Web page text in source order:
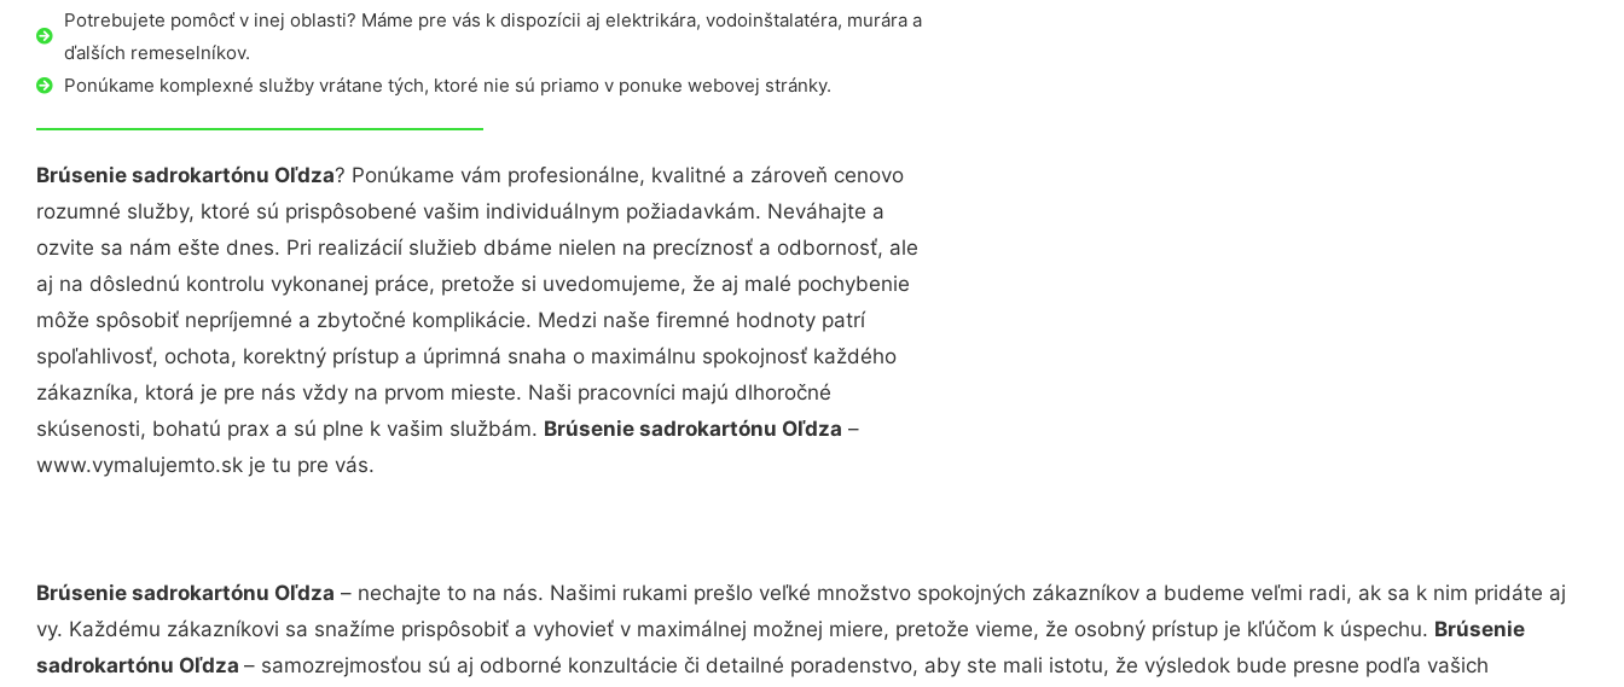
Potrebujete pomôcť v inej oblasti? Máme pre vás k dispozícii aj elektrikára, vodoinštalatéra, murára a
ďalších remeselníkov.
Ponúkame komplexné služby vrátane tých, ktoré nie sú priamo v ponuke webovej stránky.
Brúsenie sadrokartónu Oľdza? Ponúkame vám profesionálne, kvalitné a zároveň cenovo
rozumné služby, ktoré sú prispôsobené vašim individuálnym požiadavkám. Neváhajte a
ozvite sa nám ešte dnes. Pri realizácií služieb dbáme nielen na precíznosť a odbornosť, ale
aj na dôslednú kontrolu vykonanej práce, pretože si uvedomujeme, že aj malé pochybenie
môže spôsobiť nepríjemné a zbytočné komplikácie. Medzi naše firemné hodnoty patrí
spoľahlivosť, ochota, korektný prístup a úprimná snaha o maximálnu spokojnosť každého
zákazníka, ktorá je pre nás vždy na prvom mieste. Naši pracovníci majú dlhoročné
skúsenosti, bohatú prax a sú plne k vašim službám. Brúsenie sadrokartónu Oľdza –
www.vymalujemto.sk je tu pre vás.
Brúsenie sadrokartónu Oľdza – nechajte to na nás. Našimi rukami prešlo veľké množstvo spokojných zákazníkov a budeme veľmi radi, ak sa k nim pridáte aj
vy. Každému zákazníkovi sa snažíme prispôsobiť a vyhovieť v maximálnej možnej miere, pretože vieme, že osobný prístup je kľúčom k úspechu. Brúsenie
sadrokartónu Oľdza – samozrejmosťou sú aj odborné konzultácie či detailné poradenstvo, aby ste mali istotu, že výsledok bude presne podľa vašich